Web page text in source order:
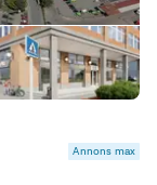
Annons max